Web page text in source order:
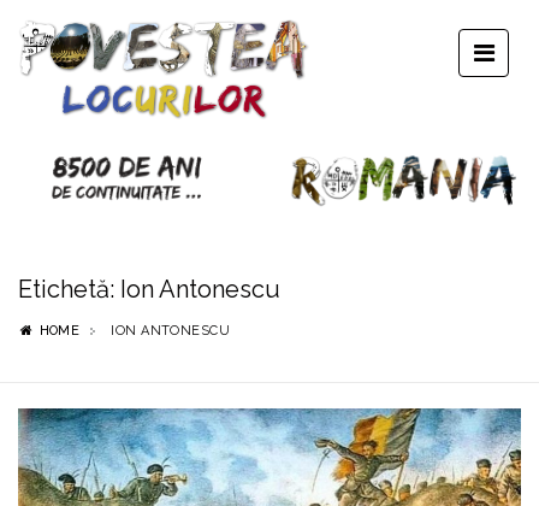
Etichetă: Ion Antonescu
HOME ION ANTONESCU